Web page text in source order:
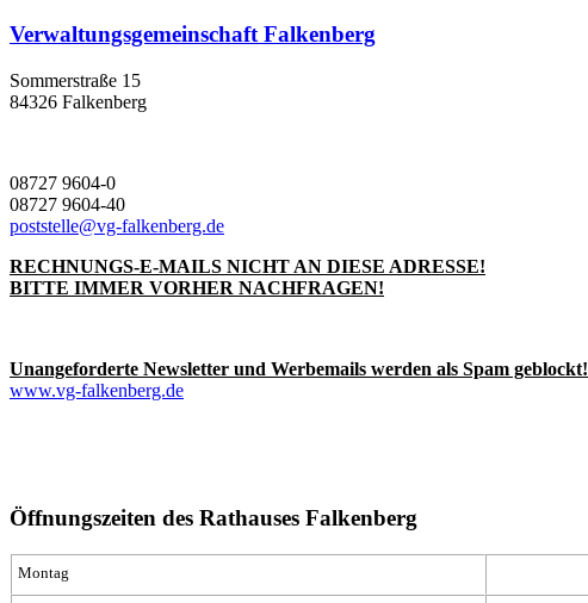
Verwaltungsgemeinschaft Falkenberg
Sommerstraße 15
84326 Falkenberg
08727 9604-0
08727 9604-40
poststelle@vg-falkenberg.de
RECHNUNGS-E-MAILS NICHT AN DIESE ADRESSE!
BITTE IMMER VORHER NACHFRAGEN!
Unangeforderte Newsletter und Werbemails werden als Spam geblockt!
www.vg-falkenberg.de
Öffnungszeiten des Rathauses Falkenberg
Montag